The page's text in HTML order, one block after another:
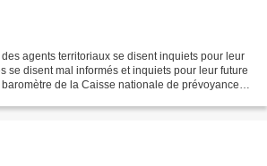
agents territoriaux se disent inquiets pour leur
se disent mal informés et inquiets pour leur future
de la Caisse nationale de prévoyance